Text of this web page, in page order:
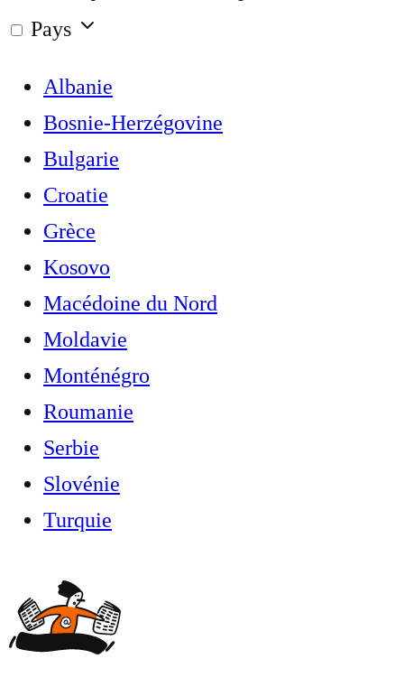
Pays
Albanie
Bosnie-Herzégovine
Bulgarie
Croatie
Grèce
Kosovo
Macédoine du Nord
Moldavie
Monténégro
Roumanie
Serbie
Slovénie
Turquie